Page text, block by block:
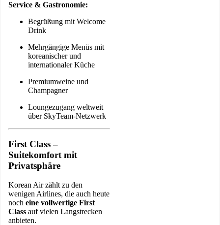
Service & Gastronomie:
Begrüßung mit Welcome
Drink
Mehrgängige Menüs mit
koreanischer und
internationaler Küche
Premiumweine und
Champagner
Loungezugang weltweit
über SkyTeam-Netzwerk
First Class –
Suitekomfort mit
Privatsphäre
Korean Air zählt zu den
wenigen Airlines, die auch heute
noch eine vollwertige First
Class auf vielen Langstrecken
anbieten.